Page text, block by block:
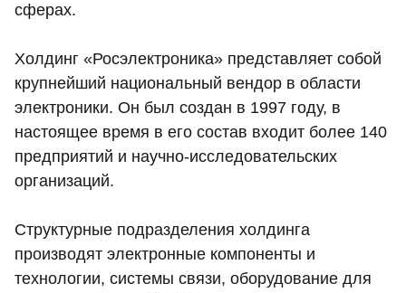
сферах.
Холдинг «Росэлектроника» представляет собой
крупнейший национальный вендор в области
электроники. Он был создан в 1997 году, в
настоящее время в его состав входит более 140
предприятий и научно-исследовательских
организаций.
Структурные подразделения холдинга
производят электронные компоненты и
технологии, системы связи, оборудование для